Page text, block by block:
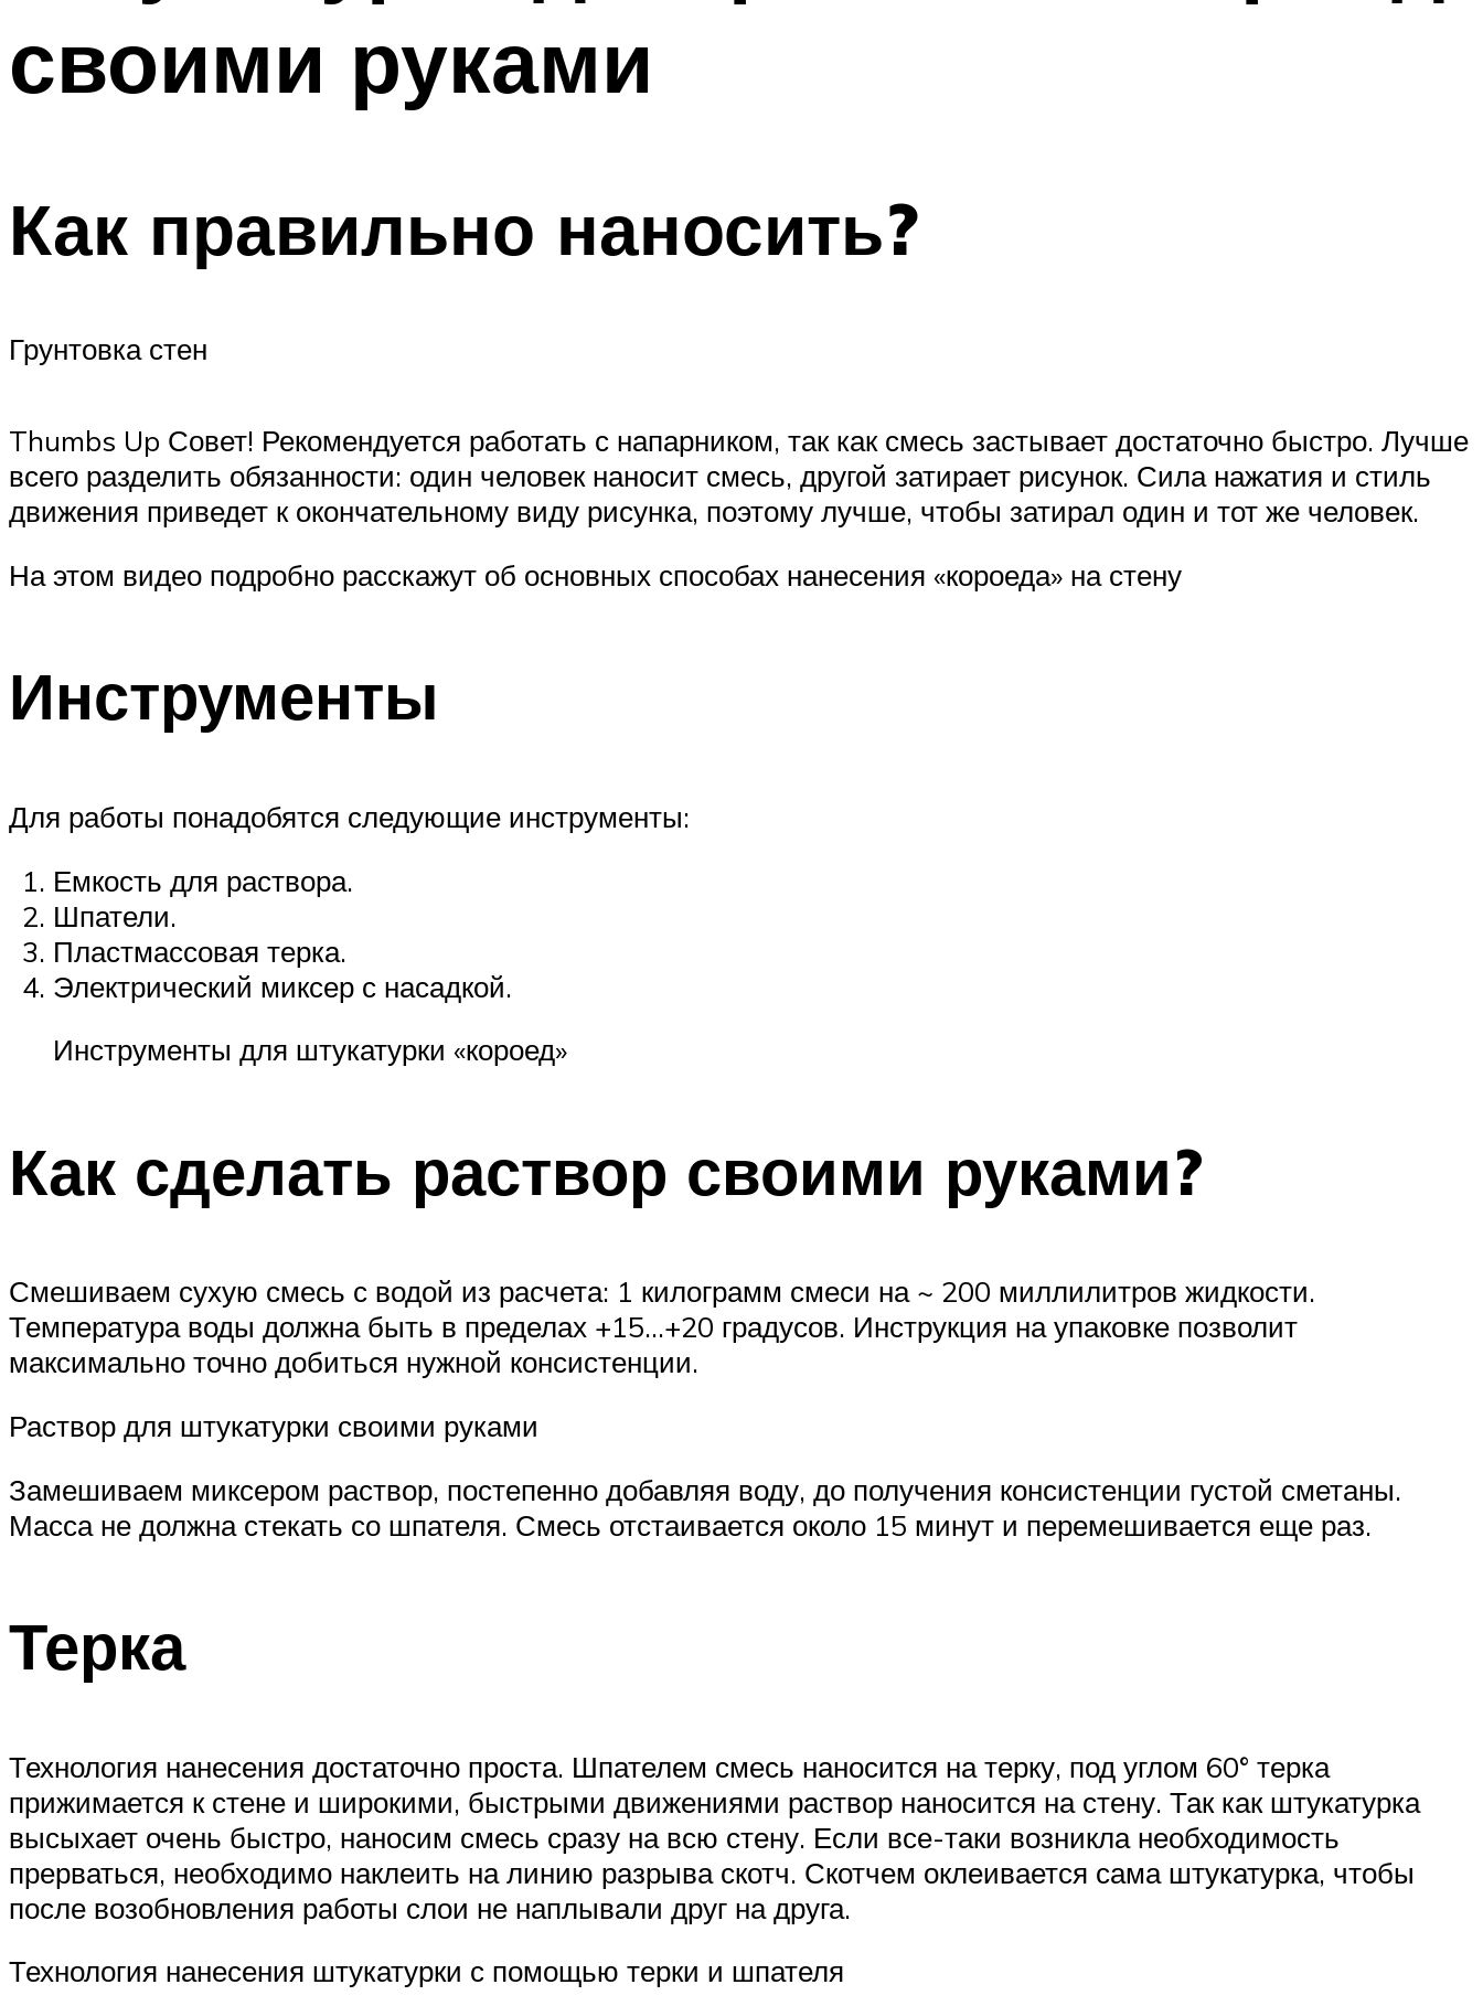
своими руками
Как правильно наносить?
Грунтовка стен
Thumbs Up Совет! Рекомендуется работать с напарником, так как смесь застывает достаточно быстро. Лучше
всего разделить обязанности: один человек наносит смесь, другой затирает рисунок. Сила нажатия и стиль
движения приведет к окончательному виду рисунка, поэтому лучше, чтобы затирал один и тот же человек.
На этом видео подробно расскажут об основных способах нанесения «короеда» на стену
Инструменты
Для работы понадобятся следующие инструменты:
Емкость для раствора.
Шпатели.
Пластмассовая терка.
Электрический миксер с насадкой.
Инструменты для штукатурки «короед»
Как сделать раствор своими руками?
Смешиваем сухую смесь с водой из расчета: 1 килограмм смеси на ~ 200 миллилитров жидкости.
Температура воды должна быть в пределах +15…+20 градусов. Инструкция на упаковке позволит
максимально точно добиться нужной консистенции.
Раствор для штукатурки своими руками
Замешиваем миксером раствор, постепенно добавляя воду, до получения консистенции густой сметаны.
Масса не должна стекать со шпателя. Смесь отстаивается около 15 минут и перемешивается еще раз.
Терка
Технология нанесения достаточно проста. Шпателем смесь наносится на терку, под углом 60° терка
прижимается к стене и широкими, быстрыми движениями раствор наносится на стену. Так как штукатурка
высыхает очень быстро, наносим смесь сразу на всю стену. Если все-таки возникла необходимость
прерваться, необходимо наклеить на линию разрыва скотч. Скотчем оклеивается сама штукатурка, чтобы
после возобновления работы слои не наплывали друг на друга.
Технология нанесения штукатурки с помощью терки и шпателя